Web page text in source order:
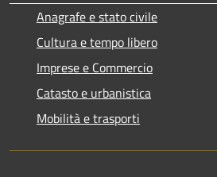
Anagrafe e stato civile
Cultura e tempo libero
Imprese e Commercio
Catasto e urbanistica
Mobilità e trasporti